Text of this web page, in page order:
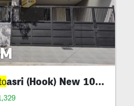
asri (Hook) New 100%